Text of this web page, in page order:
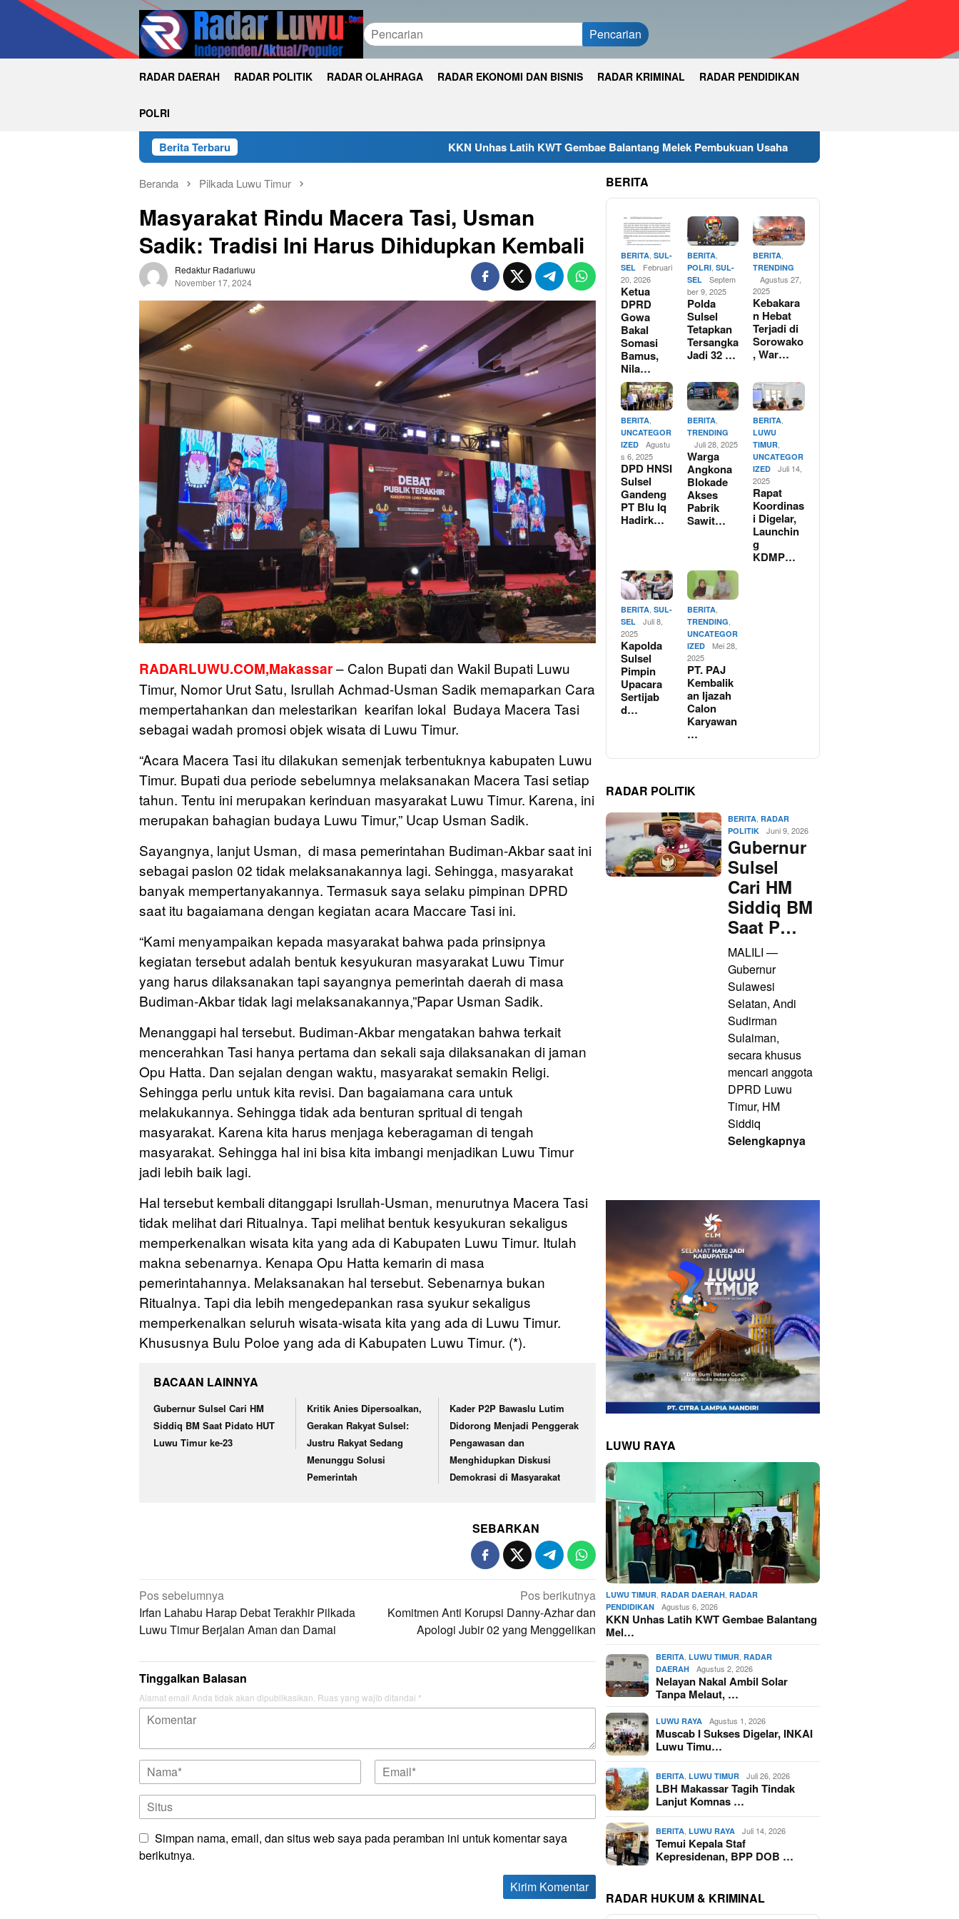
Loncat
Pencarian
RADAR DAERAH RADAR POLITIK RADAR OLAHRAGA RADAR EKONOMI DAN BISNIS RADAR KRIMINAL RADAR PENDIDIKAN
POLRI
Berita Terbaru KKN Unhas Latih KWT Gembae Balantang Melek Pembukuan Usaha Wakapolres Luwu Timur Hadiri Rapat
Beranda Pilkada Luwu Timur
Masyarakat Rindu Macera Tasi, Usman
Sadik: Tradisi Ini Harus Dihidupkan Kembali
Redaktur Radarluwu
November 17, 2024
RADARLUWU.COM,Makassar– Calon Bupati dan Wakil Bupati Luwu
Timur, Nomor Urut Satu, Isrullah Achmad-Usman Sadik memaparkan Cara
mempertahankan dan melestarikan kearifan lokal Budaya Macera Tasi
sebagai wadah promosi objek wisata di Luwu Timur.
“Acara Macera Tasi itu dilakukan semenjak terbentuknya kabupaten Luwu
Timur. Bupati dua periode sebelumnya melaksanakan Macera Tasi setiap
tahun. Tentu ini merupakan kerinduan masyarakat Luwu Timur. Karena, ini
merupakan bahagian budaya Luwu Timur,” Ucap Usman Sadik.
Sayangnya, lanjut Usman, di masa pemerintahan Budiman-Akbar saat ini
sebagai paslon 02 tidak melaksanakannya lagi. Sehingga, masyarakat
banyak mempertanyakannya. Termasuk saya selaku pimpinan DPRD
saat itu bagaiamana dengan kegiatan acara Maccare Tasi ini.
“Kami menyampaikan kepada masyarakat bahwa pada prinsipnya
kegiatan tersebut adalah bentuk kesyukuran masyarakat Luwu Timur
yang harus dilaksanakan tapi sayangnya pemerintah daerah di masa
Budiman-Akbar tidak lagi melaksanakannya,”Papar Usman Sadik.
Menanggapi hal tersebut. Budiman-Akbar mengatakan bahwa terkait
mencerahkan Tasi hanya pertama dan sekali saja dilaksanakan di jaman
Opu Hatta. Dan sejalan dengan waktu, masyarakat semakin Religi.
Sehingga perlu untuk kita revisi. Dan bagaiamana cara untuk
melakukannya. Sehingga tidak ada benturan spritual di tengah
masyarakat. Karena kita harus menjaga keberagaman di tengah
masyarakat. Sehingga hal ini bisa kita imbangi menjadikan Luwu Timur
jadi lebih baik lagi.
Hal tersebut kembali ditanggapi Isrullah-Usman, menurutnya Macera Tasi
tidak melihat dari Ritualnya. Tapi melihat bentuk kesyukuran sekaligus
memperkenalkan wisata kita yang ada di Kabupaten Luwu Timur. Itulah
makna sebenarnya. Kenapa Opu Hatta kemarin di masa
pemerintahannya. Melaksanakan hal tersebut. Sebenarnya bukan
Ritualnya. Tapi dia lebih mengedepankan rasa syukur sekaligus
memperkenalkan seluruh wisata-wisata kita yang ada di Luwu Timur.
Khususnya Bulu Poloe yang ada di Kabupaten Luwu Timur. (*).
BACAAN LAINNYA
Gubernur Sulsel Cari HM
Siddiq BM Saat Pidato HUT
Luwu Timur ke-23
Kritik Anies Dipersoalkan,
Gerakan Rakyat Sulsel:
Justru Rakyat Sedang
Menunggu Solusi
Pemerintah
Kader P2P Bawaslu Lutim
Didorong Menjadi Penggerak
Pengawasan dan
Menghidupkan Diskusi
Demokrasi di Masyarakat
SEBARKAN
Navigasi
pos
Pos sebelumnya
Irfan Lahabu Harap Debat Terakhir Pilkada
Luwu Timur Berjalan Aman dan Damai
Pos berikutnya
Komitmen Anti Korupsi Danny-Azhar dan
Apologi Jubir 02 yang Menggelikan
Tinggalkan Balasan
Alamat email Anda tidak akan dipublikasikan. Ruas yang wajib ditandai *
Simpan nama, email, dan situs web saya pada peramban ini untuk komentar saya
berikutnya.
BERITA
BERITA ,SUL-
SEL
Februari
20, 2026
Ketua
DPRD
Gowa
Bakal
Somasi
Bamus,
Nila…
BERITA,
POLRI, SUL-
SEL
Septem
ber 9, 2025
Polda
Sulsel
Tetapkan
Tersangka
Jadi 32 …
BERITA
TRENDING
Agustus 27,
2025
Kebakara
n Hebat
Terjadi di
Sorowako
, War…
BERITA,
UNCATEGOR
IZED
Agustu
s 6, 2025
DPD HNSI
Sulsel
Gandeng
PT Blu Iq
Hadirk…
BERITA,
TRENDING
Juli 28, 2025
Warga
Angkona
Blokade
Akses
Pabrik
Sawit…
BERITA,
LUWU
TIMUR,
UNCATEGOR
IZED
Juli 14,
2025
Rapat
Koordinas
i Digelar,
Launchin
g
KDMP…
BERITA ,SUL-
SEL
Juli 8,
2025
Kapolda
Sulsel
Pimpin
Upacara
Sertijab
d…
BERITA,
TRENDING
UNCATEGOR
IZED
Mei 28,
2025
PT. PAJ
Kembalik
an Ijazah
Calon
Karyawan
…
RADAR POLITIK
BERITA ,RADAR
POLITIK
Juni 9, 2026
Gubernur
Sulsel
Cari HM
Siddiq BM
Saat P…
MALILI —
Gubernur
Sulawesi
Selatan, Andi
Sudirman
Sulaiman,
secara khusus
mencari anggota
DPRD Luwu
Timur, HM
Siddiq
Selengkapnya
LUWU RAYA
LUWU TIMUR,RADAR DAERAH,RADAR
PENDIDIKAN
Agustus 6, 2026
KKN Unhas Latih KWT Gembae Balantang
Mel…
BERITA,LUWU TIMUR,RADAR
DAERAH
Agustus 2, 2026
Nelayan Nakal Ambil Solar
Tanpa Melaut, …
LUWU RAYA Agustus 1, 2026
Muscab I Sukses Digelar, INKAI
Luwu Timu…
BERITA,LUWU TIMUR Juli 26, 2026
LBH Makassar Tagih Tindak
Lanjut Komnas …
BERITA,LUWU RAYA Juli 14, 2026
Temui Kepala Staf
Kepresidenan, BPP DOB …
RADAR HUKUM & KRIMINAL